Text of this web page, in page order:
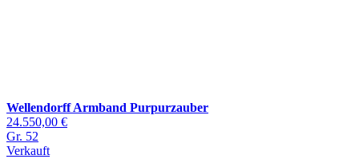
Wellendorff Armband Purpurzauber
24.550,00 €
Gr. 52
Verkauft